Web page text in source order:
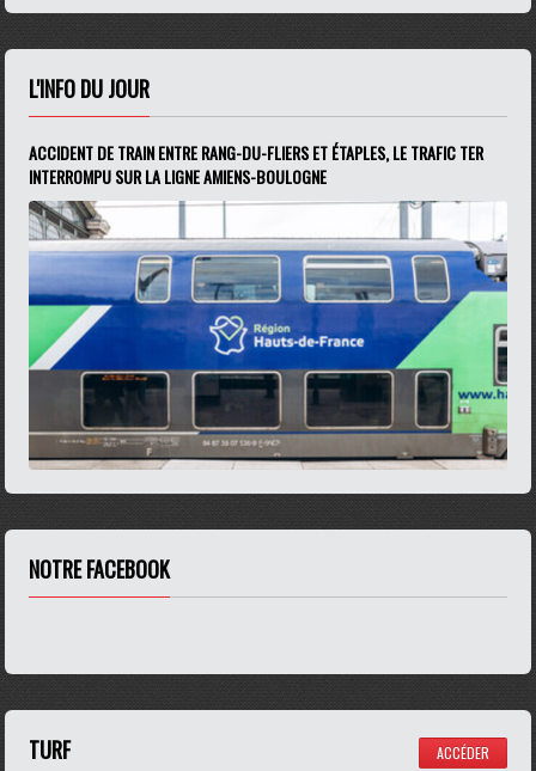
L'INFO DU JOUR
ACCIDENT DE TRAIN ENTRE RANG-DU-FLIERS ET ÉTAPLES, LE TRAFIC TER
INTERROMPU SUR LA LIGNE AMIENS-BOULOGNE
NOTRE FACEBOOK
TURF ACCÉDER